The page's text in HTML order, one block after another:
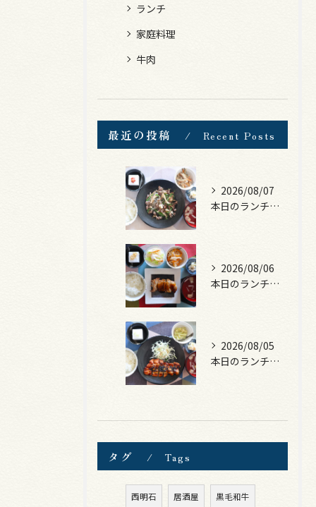
ランチ
家庭料理
牛肉
最近の投稿 Recent Posts
2026/08/07
本日のランチは、黒毛和牛のチャプチェ！
2026/08/06
本日のランチは、照焼きチキン！
2026/08/05
本日のランチは、ロース豚カツ梅はさみ！
タグ Tags
西明石 居酒屋 黒毛和牛